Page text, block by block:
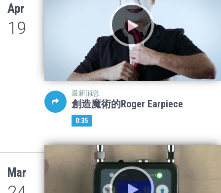
Apr
19
最新消息
創造魔術的Roger Earpiece
0:35
Mar